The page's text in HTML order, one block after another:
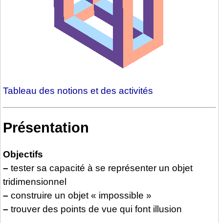
Tableau des notions et des activités
Présentation
Objectifs
– tester sa capacité à se représenter un objet
tridimensionnel
– construire un objet « impossible »
– trouver des points de vue qui font illusion